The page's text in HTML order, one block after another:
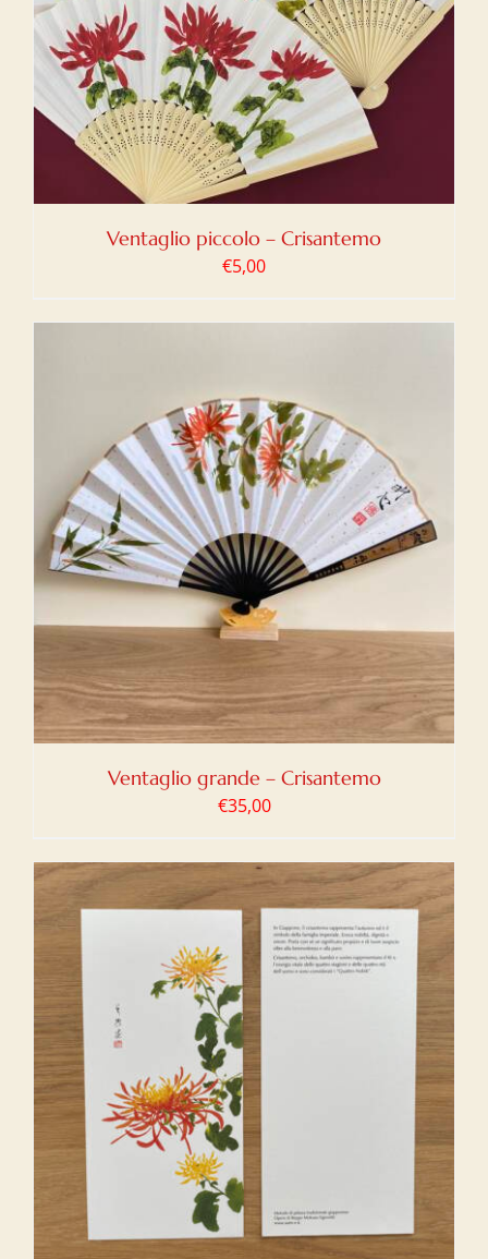
Ventaglio piccolo – Crisantemo
€5,00
Ventaglio grande – Crisantemo
€35,00